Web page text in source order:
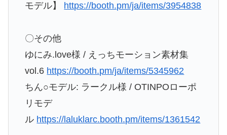
モデル】 https://booth.pm/ja/items/3954838
〇その他
ゆにみ.love様 / えっちモーション素材集
vol.6 https://booth.pm/ja/items/5345962
ちん○モデル: ラークル様 / OTINPOローポ
リモデ
ル https://laluklarc.booth.pm/items/1361542